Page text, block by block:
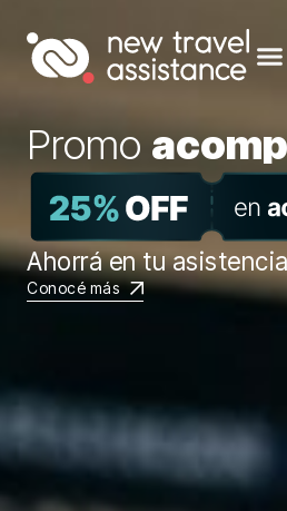
ar
Promo acomp
Ahorrá en tu
Conocé más